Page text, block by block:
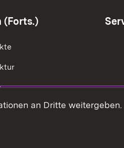
(Forts.)
an Dritte